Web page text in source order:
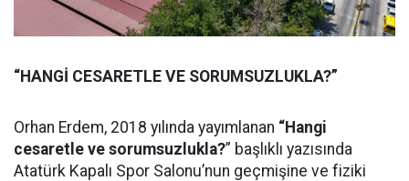
“HANGİ CESARETLE VE SORUMSUZLUKLA?”
Orhan Erdem, 2018 yılında yayımlanan “Hangi
cesaretle ve sorumsuzlukla?” başlıklı yazısında
Atatürk Kapalı Spor Salonu’nun geçmişine ve fiziki